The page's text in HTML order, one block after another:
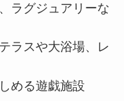
ラグジュアリーな
ラスや大浴場、レ
める遊戯施設